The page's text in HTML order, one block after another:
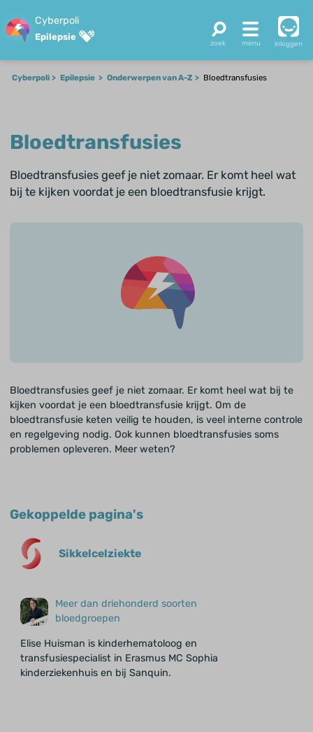
Cyberpoli
Epilepsie
inloggen
Cyberpoli Epilepsie Onderwerpen van A-Z Bloedtransfusies
Bloedtransfusies
Bloedtransfusies geef je niet zomaar. Er komt heel wat
bij te kijken voordat je een bloedtransfusie krijgt.
Bloedtransfusies geef je niet zomaar. Er komt heel wat bij te
kijken voordat je een bloedtransfusie krijgt. Om de
bloedtransfusie keten veilig te houden, is veel interne controle
en regelgeving nodig. Ook kunnen bloedtransfusies soms
problemen opleveren. Meer weten?
Gekoppelde pagina's
Sikkelcelziekte
Meer dan driehonderd soorten
bloedgroepen
Elise Huisman is kinderhematoloog en
transfusiespecialist in Erasmus MC Sophia
kinderziekenhuis en bij Sanquin.